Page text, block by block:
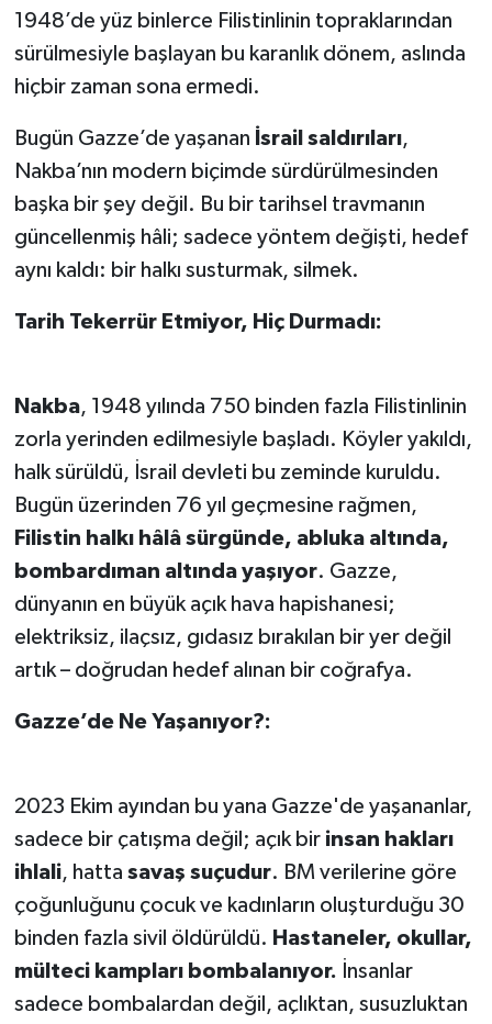
1948’de yüz binlerce Filistinlinin topraklarından
sürülmesiyle başlayan bu karanlık dönem, aslında
hiçbir zaman sona ermedi.
Bugün Gazze’de yaşanan İsrail saldırıları,
Nakba’nın modern biçimde sürdürülmesinden
başka bir şey değil. Bu bir tarihsel travmanın
güncellenmiş hâli; sadece yöntem değişti, hedef
aynı kaldı: bir halkı susturmak, silmek.
Tarih Tekerrür Etmiyor, Hiç Durmadı:
Nakba, 1948 yılında 750 binden fazla Filistinlinin
zorla yerinden edilmesiyle başladı. Köyler yakıldı,
halk sürüldü, İsrail devleti bu zeminde kuruldu.
Bugün üzerinden 76 yıl geçmesine rağmen,
Filistin halkı hâlâ sürgünde, abluka altında,
bombardıman altında yaşıyor. Gazze,
dünyanın en büyük açık hava hapishanesi;
elektriksiz, ilaçsız, gıdasız bırakılan bir yer değil
artık – doğrudan hedef alınan bir coğrafya.
Gazze’de Ne Yaşanıyor?:
2023 Ekim ayından bu yana Gazze'de yaşananlar,
sadece bir çatışma değil; açık bir insan hakları
ihlali, hatta savaş suçudur. BM verilerine göre
çoğunluğunu çocuk ve kadınların oluşturduğu 30
binden fazla sivil öldürüldü. Hastaneler, okullar,
mülteci kampları bombalanıyor. İnsanlar
sadece bombalardan değil, açlıktan, susuzluktan